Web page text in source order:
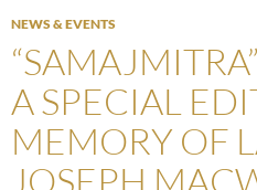
NEWS & EVENTS
A SPECIAL
MEMORY OF